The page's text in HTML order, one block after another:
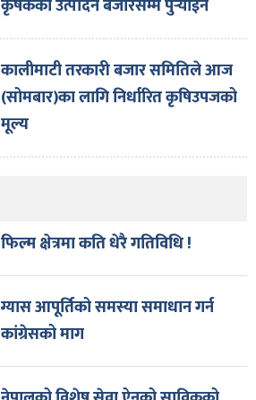
कृषकको उत्पादन बजारसम्म पुर्‍याइने
कालीमाटी तरकारी बजार समितिले आज
(सोमबार)का लागि निर्धारित कृषिउपजको
मूल्य
फिल्म क्षेत्रमा कति धेरै गतिविधि !
ग्यास आपूर्तिको समस्या समाधान गर्न
कांग्रेसको माग